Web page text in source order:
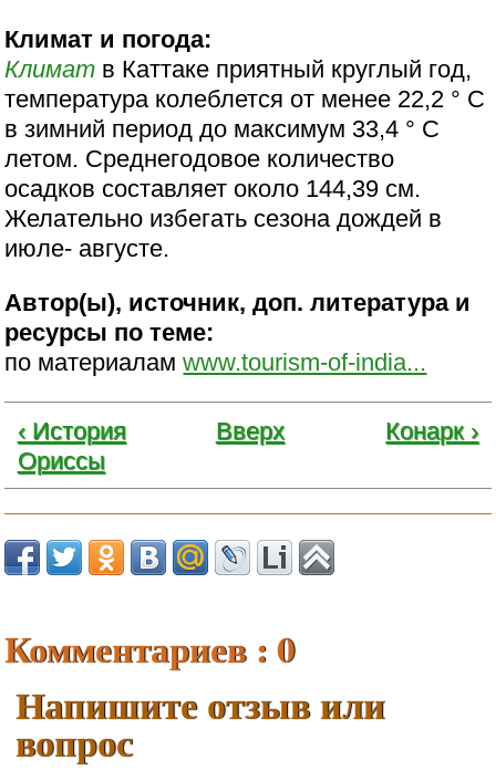
Климат и погода:
Климат в Каттаке приятный круглый год,
температура колеблется от менее 22,2 ° C
в зимний период до максимум 33,4 ° С
летом. Среднегодовое количество
осадков составляет около 144,39 см.
Желательно избегать сезона дождей в
июле- августе.
Автор(ы), источник, доп. литература и
ресурсы по теме:
по материаламwww.tourism-of-india...
‹ История
Ориссы
Вверх Конарк ›
Комментариев : 0
Напишите отзыв или
вопрос